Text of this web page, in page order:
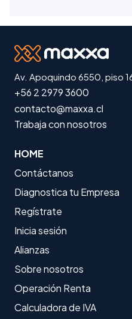
Av. Apoquindo 6550, piso
+56 2 2979 3600
contacto@maxxa.cl
Trabaja con nosotros
HOME
Contáctanos
Diagnostica tu Empresa
Regístrate
Inicia sesión
Alianzas
Sobre nosotros
Operación Renta
Calculadora de IVA